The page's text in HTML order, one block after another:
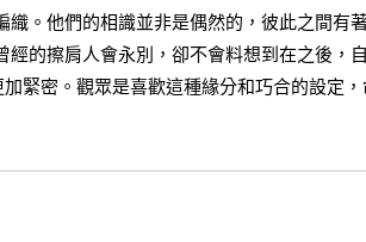
。他們的相識並非是偶然的，彼此之間有
的擦肩人會永別，卻不會料想到在之後，
緊密。觀眾是喜歡這種緣分和巧合的設定，